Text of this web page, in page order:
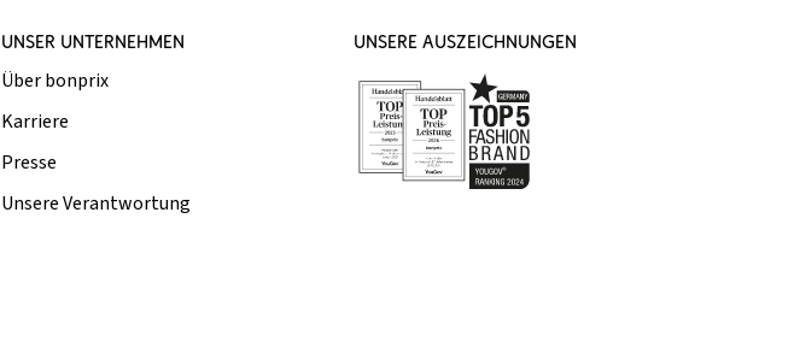
UNSER UNTERNEHMEN
Über bonprix
Karriere
Presse
Unsere Verantwortung
UNSERE AUSZEICHNUNGEN